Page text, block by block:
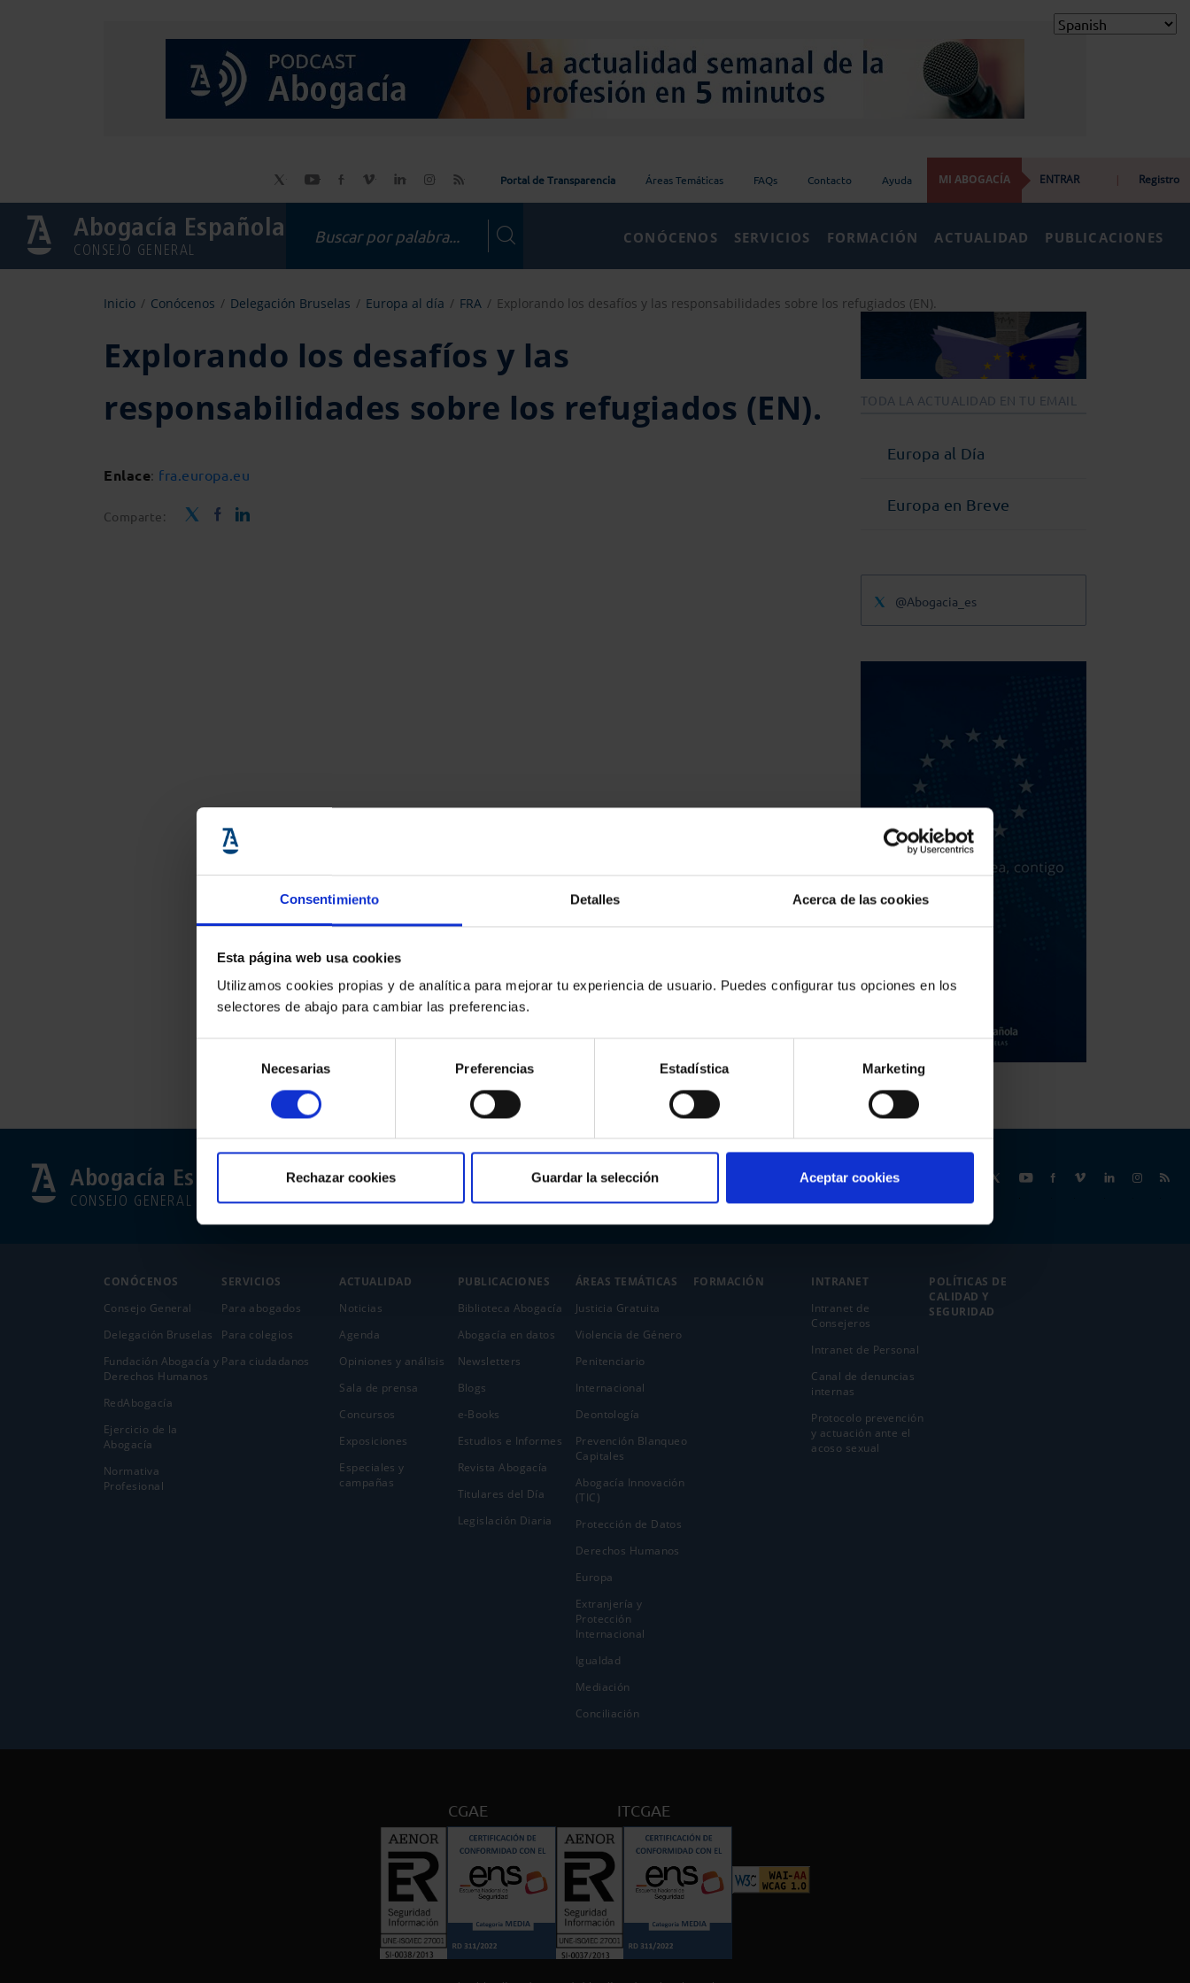
Consentimiento Detalles Acerca de las cookies
Esta página web usa cookies
Utilizamos cookies propias y de analítica para mejorar tu experiencia de usuario. Puedes configurar tus opciones en los
selectores de abajo para cambiar las preferencias.
consentimiento
Necesarias Preferencias Estadística Marketing
Rechazar cookies Guardar la selección Aceptar cookies
Portal de Transparencia Áreas Temáticas FAQs Contacto Ayuda MI ABOGACÍA ENTRAR | Registro
Abogacía Española
CONSEJO GENERAL
CONÓCENOS SERVICIOS FORMACIÓN ACTUALIDAD PUBLICACIONES
Inicio Conócenos Delegación Bruselas Europa al día FRA Explorando los desafíos y las responsabilidades sobre los refugiados (EN).
Explorando los desafíos y las
responsabilidades sobre los refugiados (EN).
Enlace: fra.europa.eu
Comparte:
TODA LA ACTUALIDAD EN TU EMAIL
Europa al Día
Europa en Breve
@Abogacia_es
Abogacía Española
CONSEJO GENERAL
CONÓCENOS
Consejo General
Delegación Bruselas
Fundación Abogacía y
Derechos Humanos
RedAbogacía
Ejercicio de la
Abogací­a
Normativa
Profesional
SERVICIOS
Para abogados
Para colegios
Para ciudadanos
ACTUALIDAD
Noticias
Agenda
Opiniones y análisis
Sala de prensa
Concursos
Exposiciones
Especiales y
campañas
PUBLICACIONES
Biblioteca Abogacía
Abogacía en datos
Newsletters
Blogs
e-Books
Estudios e Informes
Revista Abogacía
Titulares del Día
Legislación Diaria
ÁREAS TEMÁTICAS
Justicia Gratuita
Violencia de Género
Penitenciario
Internacional
Deontología
Prevención Blanqueo
Capitales
Abogacía Innovación
(TIC)
Protección de Datos
Derechos Humanos
Europa
Extranjería y
Protección
Internacional
Igualdad
Mediación
Conciliación
FORMACIÓN
INTRANET
Intranet de
Consejeros
Intranet de Personal
Canal de denuncias
internas
Protocolo prevención
y actuación ante el
acoso sexual
POLÍTICAS DE
CALIDAD Y
SEGURIDAD
CGAE ITCGAE